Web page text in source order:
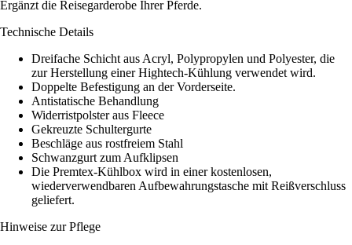
Ergänzt die Reisegarderobe Ihrer Pferde.
Technische Details
Dreifache Schicht aus Acryl, Polypropylen und Polyester, die
zur Herstellung einer Hightech-Kühlung verwendet wird.
Doppelte Befestigung an der Vorderseite.
Antistatische Behandlung
Widerristpolster aus Fleece
Gekreuzte Schultergurte
Beschläge aus rostfreiem Stahl
Schwanzgurt zum Aufklipsen
Die Premtex-Kühlbox wird in einer kostenlosen,
wiederverwendbaren Aufbewahrungstasche mit Reißverschluss
geliefert.
Hinweise zur Pflege